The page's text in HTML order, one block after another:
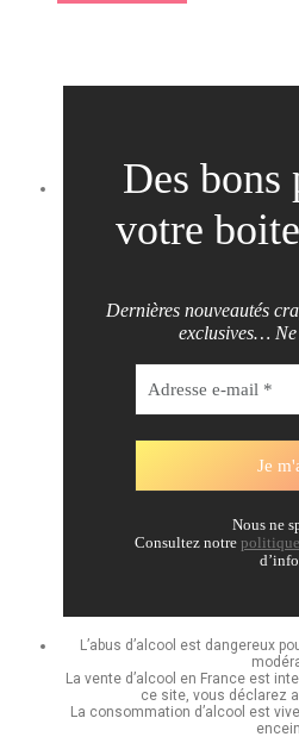
Des bons
votre
Dernières nouveautés
exclusives…
Nous ne
Consultez notre
L’abus d’alcool est dangereux
La vente d’alcool en France est
ce site, vous déclarez
La consommation d’alcool est